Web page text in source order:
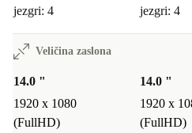
jezgri: 4
jezgri: 4
Veličina zaslona
14.0 "
1920 x 1080
(FullHD)
14.0 "
1920 x
(FullHD)